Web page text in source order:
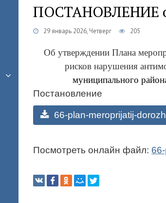
ПОСТАНОВЛЕНИЕ
29 январь 2026, Четверг 205
Об утверждении Плана
рисков нарушения
муниципального
Постановление
66-plan-meroprijatij-
Посмотреть онлайн файл: